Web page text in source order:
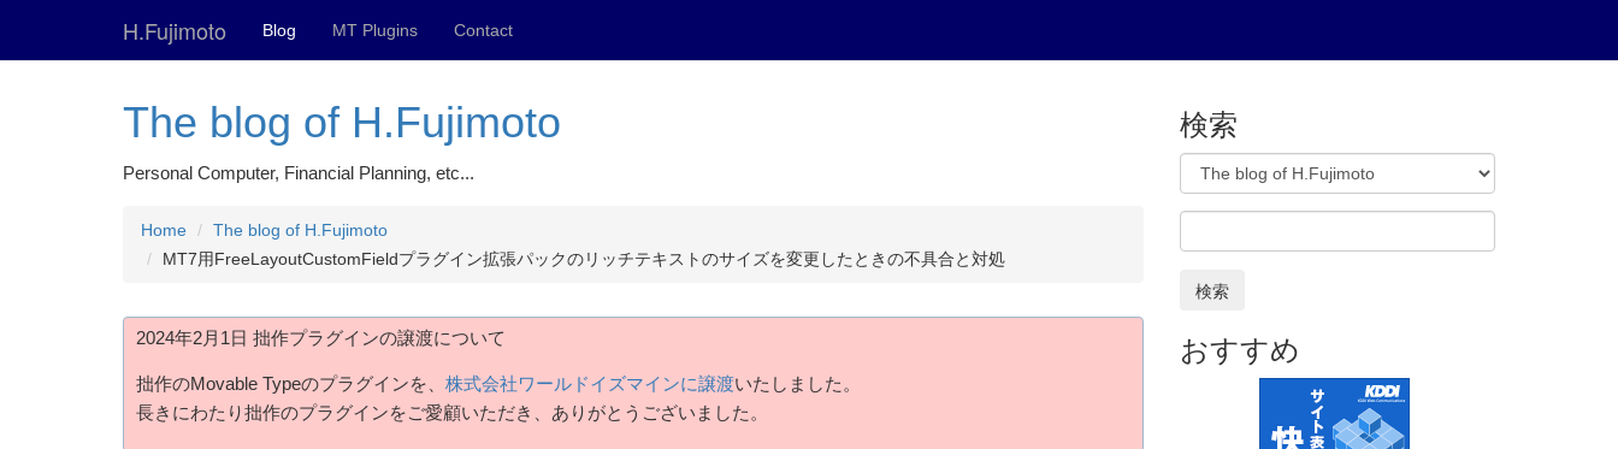
H.Fujimoto Blog MT Plugins Contact
The blog of H.Fujimoto
Personal Computer, Financial Planning, etc...
Home
The blog of H.Fujimoto
MT7用FreeLayoutCustomFieldプラグイン拡張パックのリッチテキストのサイズを変更したときの不具合と対処
2024年2月1日 拙作プラグインの譲渡について
拙作のMovable Typeのプラグインを、 株式会社ワールドイズマインに譲渡いたしました。
長きにわたり拙作のプラグインをご愛顧いただき、ありがとうございました。
検索
検索
おすすめ